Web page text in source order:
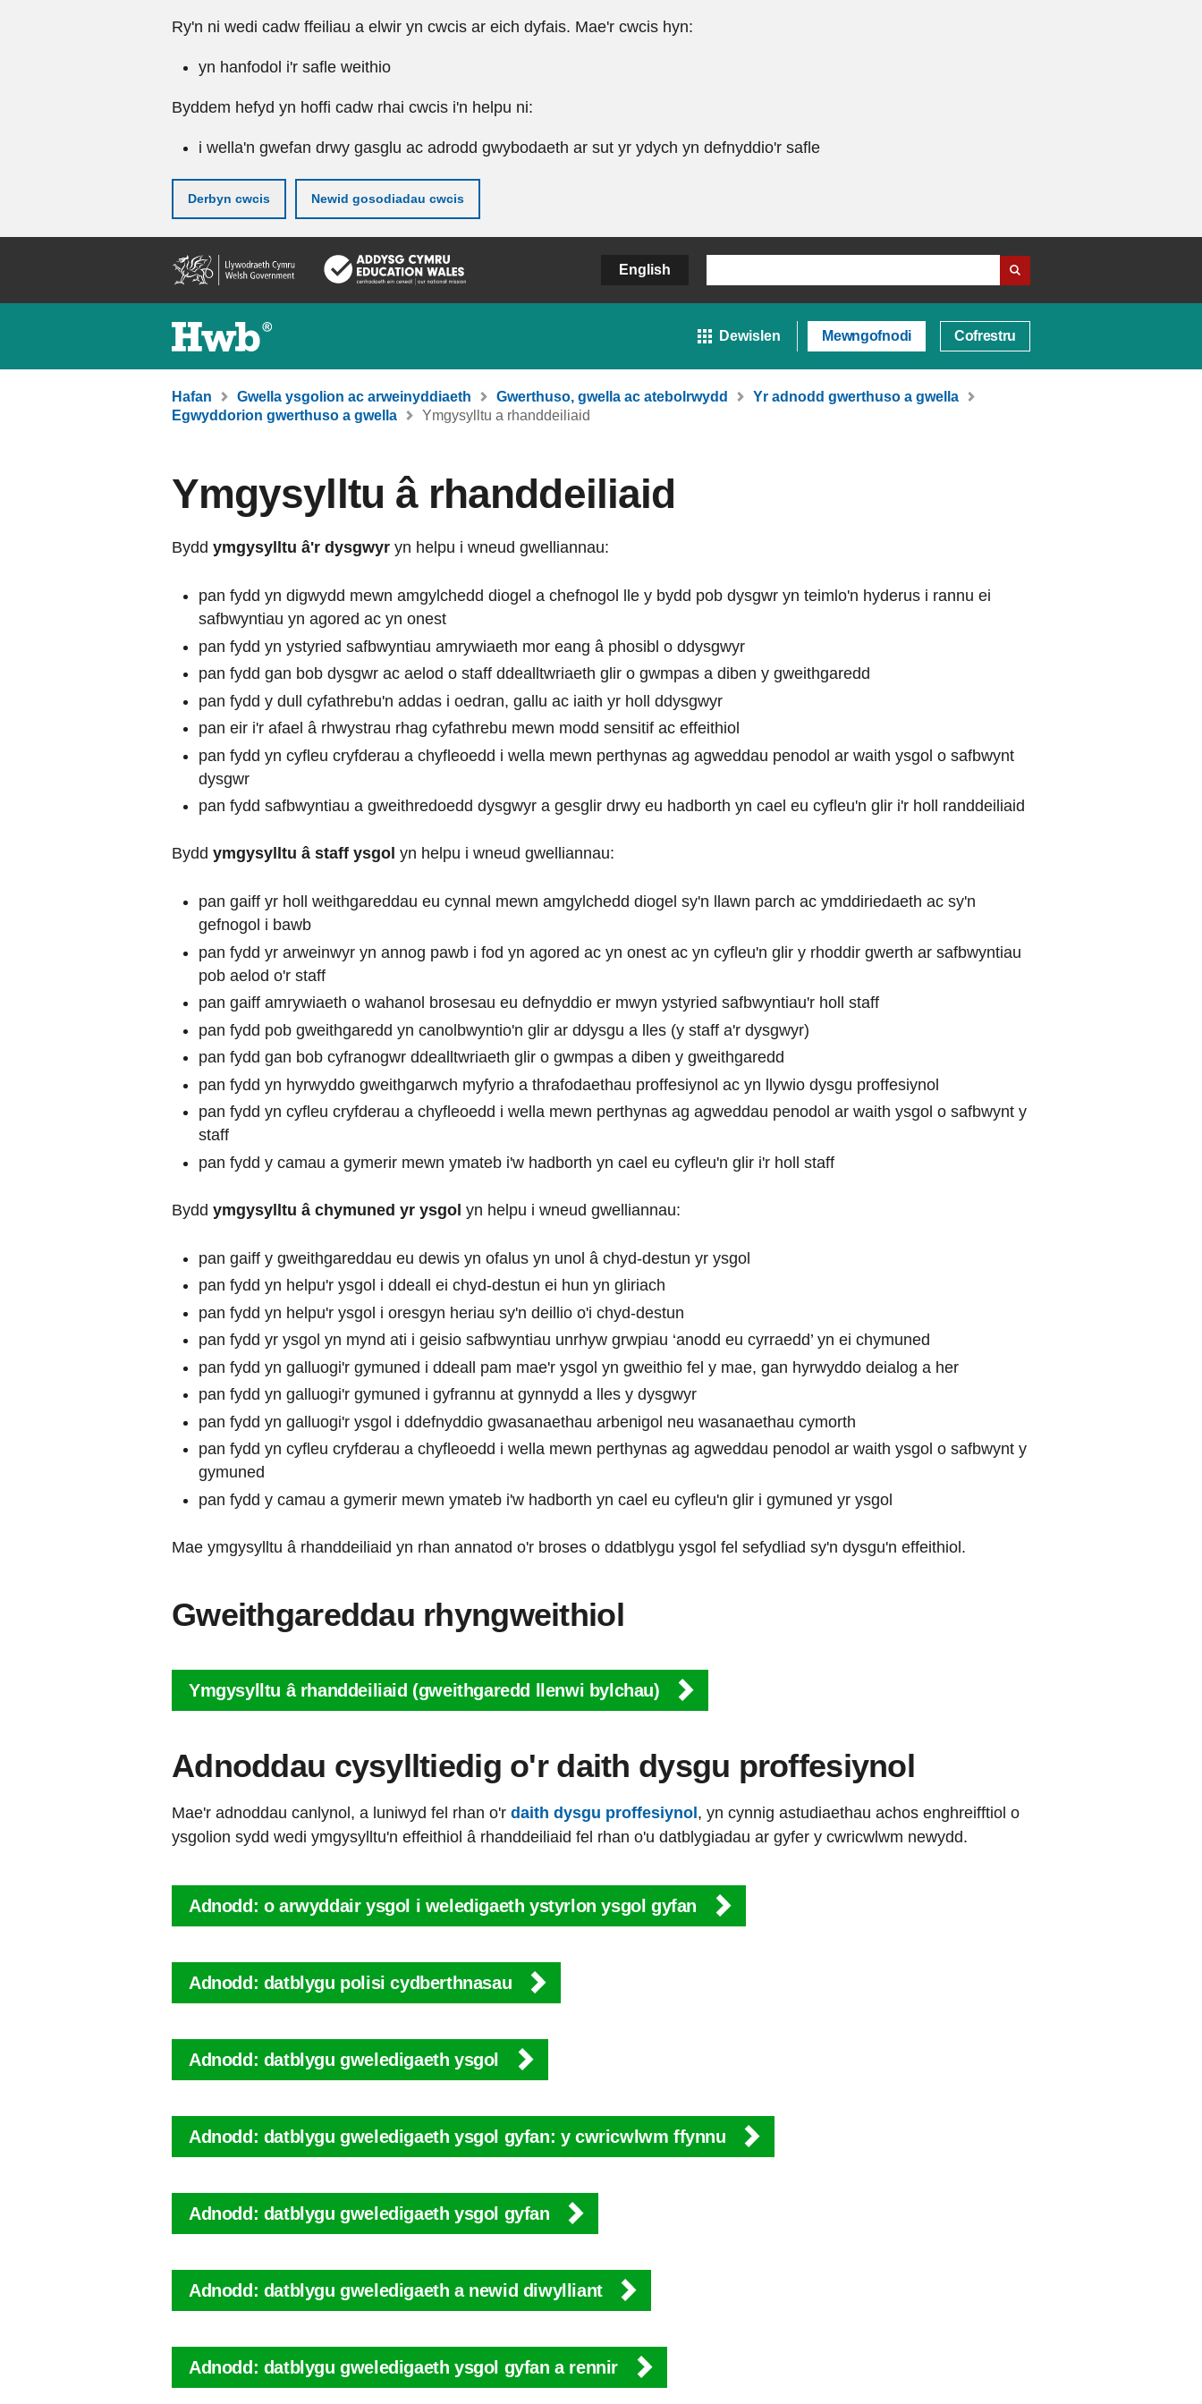
Ry'n ni wedi cadw ffeiliau a elwir yn cwcis ar eich dyfais. Mae'r cwcis hyn:
yn hanfodol i'r safle weithio
Byddem hefyd yn hoffi cadw rhai cwcis i'n helpu ni:
i wella'n gwefan drwy gasglu ac adrodd gwybodaeth ar sut yr ydych yn defnyddio'r safle
Derbyn cwcis Newid gosodiadau cwcis
gynnwy
English
Dewislen Mewngofnodi Cofrestru
Hafan Gwella ysgolion ac arweinyddiaeth Gwerthuso, gwella ac atebolrwydd
Yr adnodd gwerthuso a gwella
Egwyddorion gwerthuso a gwella
Ymgysylltu a rhanddeiliaid
Ymgysylltu â rhanddeiliaid
Bydd ymgysylltu â'r dysgwyr yn helpu i wneud gwelliannau:
pan fydd yn digwydd mewn amgylchedd diogel a chefnogol lle y bydd pob dysgwr yn teimlo'n hyderus i rannu ei
safbwyntiau yn agored ac yn onest
pan fydd yn ystyried safbwyntiau amrywiaeth mor eang â phosibl o ddysgwyr
pan fydd gan bob dysgwr ac aelod o staff ddealltwriaeth glir o gwmpas a diben y gweithgaredd
pan fydd y dull cyfathrebu'n addas i oedran, gallu ac iaith yr holl ddysgwyr
pan eir i'r afael â rhwystrau rhag cyfathrebu mewn modd sensitif ac effeithiol
pan fydd yn cyfleu cryfderau a chyfleoedd i wella mewn perthynas ag agweddau penodol ar waith ysgol o safbwynt
dysgwr
pan fydd safbwyntiau a gweithredoedd dysgwyr a gesglir drwy eu hadborth yn cael eu cyfleu'n glir i'r holl randdeiliaid
Bydd ymgysylltu â staff ysgol yn helpu i wneud gwelliannau:
pan gaiff yr holl weithgareddau eu cynnal mewn amgylchedd diogel sy'n llawn parch ac ymddiriedaeth ac sy'n
gefnogol i bawb
pan fydd yr arweinwyr yn annog pawb i fod yn agored ac yn onest ac yn cyfleu'n glir y rhoddir gwerth ar safbwyntiau
pob aelod o'r staff
pan gaiff amrywiaeth o wahanol brosesau eu defnyddio er mwyn ystyried safbwyntiau'r holl staff
pan fydd pob gweithgaredd yn canolbwyntio'n glir ar ddysgu a lles (y staff a'r dysgwyr)
pan fydd gan bob cyfranogwr ddealltwriaeth glir o gwmpas a diben y gweithgaredd
pan fydd yn hyrwyddo gweithgarwch myfyrio a thrafodaethau proffesiynol ac yn llywio dysgu proffesiynol
pan fydd yn cyfleu cryfderau a chyfleoedd i wella mewn perthynas ag agweddau penodol ar waith ysgol o safbwynt y
staff
pan fydd y camau a gymerir mewn ymateb i'w hadborth yn cael eu cyfleu'n glir i'r holl staff
Bydd ymgysylltu â chymuned yr ysgol yn helpu i wneud gwelliannau:
pan gaiff y gweithgareddau eu dewis yn ofalus yn unol â chyd-destun yr ysgol
pan fydd yn helpu'r ysgol i ddeall ei chyd-destun ei hun yn gliriach
pan fydd yn helpu'r ysgol i oresgyn heriau sy'n deillio o'i chyd-destun
pan fydd yr ysgol yn mynd ati i geisio safbwyntiau unrhyw grwpiau ‘anodd eu cyrraedd’ yn ei chymuned
pan fydd yn galluogi'r gymuned i ddeall pam mae'r ysgol yn gweithio fel y mae, gan hyrwyddo deialog a her
pan fydd yn galluogi'r gymuned i gyfrannu at gynnydd a lles y dysgwyr
pan fydd yn galluogi'r ysgol i ddefnyddio gwasanaethau arbenigol neu wasanaethau cymorth
pan fydd yn cyfleu cryfderau a chyfleoedd i wella mewn perthynas ag agweddau penodol ar waith ysgol o safbwynt y
gymuned
pan fydd y camau a gymerir mewn ymateb i'w hadborth yn cael eu cyfleu'n glir i gymuned yr ysgol
Mae ymgysylltu â rhanddeiliaid yn rhan annatod o'r broses o ddatblygu ysgol fel sefydliad sy'n dysgu'n effeithiol.
Gweithgareddau rhyngweithiol
Ymgysylltu â rhanddeiliaid (gweithgaredd llenwi bylchau)
Adnoddau cysylltiedig o'r daith dysgu proffesiynol
Mae'r adnoddau canlynol, a luniwyd fel rhan o'r daith dysgu proffesiynol, yn cynnig astudiaethau achos enghreifftiol o
ysgolion sydd wedi ymgysylltu'n effeithiol â rhanddeiliaid fel rhan o'u datblygiadau ar gyfer y cwricwlwm newydd.
Adnodd: o arwyddair ysgol i weledigaeth ystyrlon ysgol gyfan
Adnodd: datblygu polisi cydberthnasau
Adnodd: datblygu gweledigaeth ysgol
Adnodd: datblygu gweledigaeth ysgol gyfan: y cwricwlwm ffynnu
Adnodd: datblygu gweledigaeth ysgol gyfan
Adnodd: datblygu gweledigaeth a newid diwylliant
Adnodd: datblygu gweledigaeth ysgol gyfan a rennir